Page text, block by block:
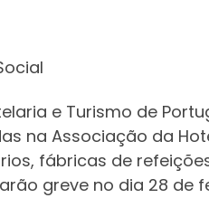
e Turismo de
na Associação da
fábricas de
greve no dia 28 de